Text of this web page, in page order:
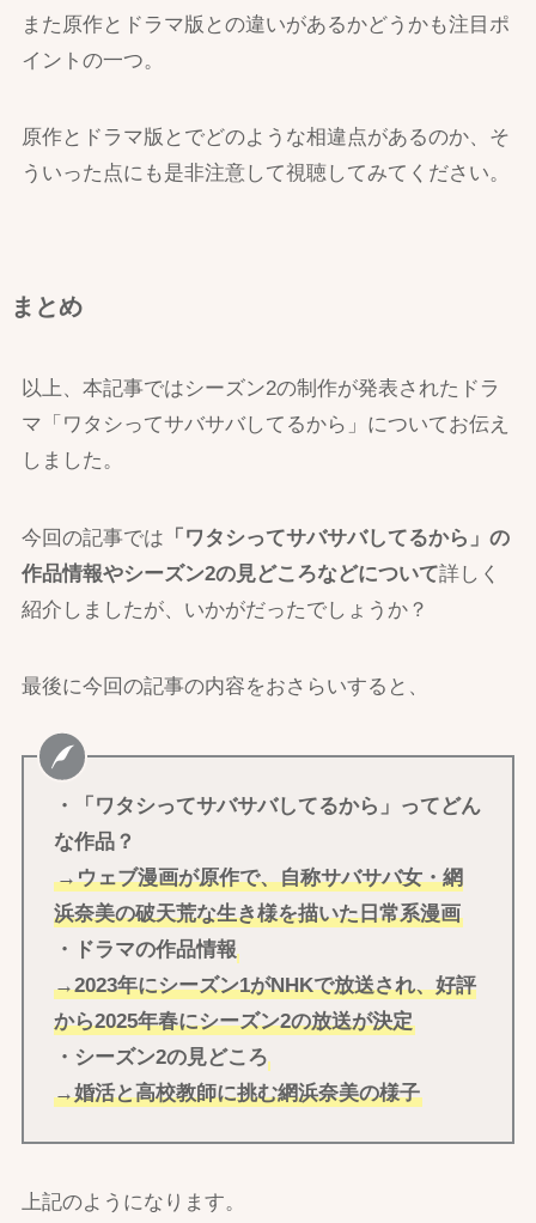
また原作とドラマ版との違いがあるかどうかも注目ポ
イントの一つ。
原作とドラマ版とでどのような相違点があるのか、そ
ういった点にも是非注意して視聴してみてください。
まとめ
以上、本記事ではシーズン2の制作が発表されたドラ
マ「ワタシってサバサバしてるから」についてお伝え
しました。
今回の記事では 「ワタシってサバサバしてるから」の
作品情報やシーズン2の見どころなどについて詳しく
紹介しましたが、いかがだったでしょうか？
最後に今回の記事の内容をおさらいすると、
・「ワタシってサバサバしてるから」ってどん
な作品？
→ウェブ漫画が原作で、自称サバサバ女・網
浜奈美の破天荒な生き様を描いた日常系漫画
・ドラマの作品情報
→2023年にシーズン1がNHKで放送され、好評
から2025年春にシーズン2の放送が決定
・シーズン2の見どころ
→婚活と高校教師に挑む網浜奈美の様子
上記のようになります。